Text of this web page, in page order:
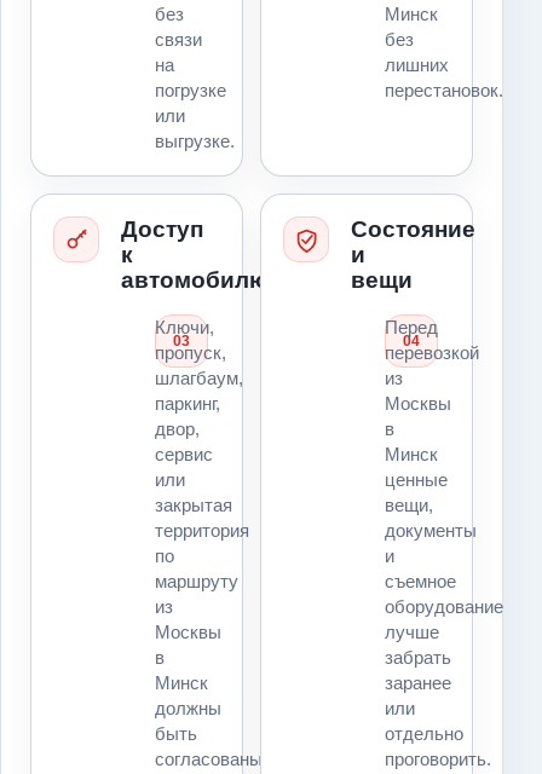
без
связи
на
погрузке
или
выгрузке.
Минск
без
лишних
перестановок.
03
Доступ
к
автомобилю
Ключи,
пропуск,
шлагбаум,
паркинг,
двор,
сервис
или
закрытая
территория
по
маршруту
из
Москвы
в
Минск
должны
быть
согласованы
04
Состояние
и
вещи
Перед
перевозкой
из
Москвы
в
Минск
ценные
вещи,
документы
и
съемное
оборудование
лучше
забрать
заранее
или
отдельно
проговорить.